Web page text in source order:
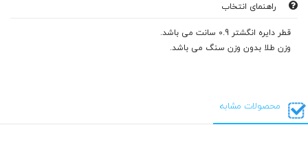
راهنمای انتخاب
قطر دایره انگشتر 0.9 سانت می باشد.
وزن طلا بدون وزن سنگ می باشد.
محصولات مشابه